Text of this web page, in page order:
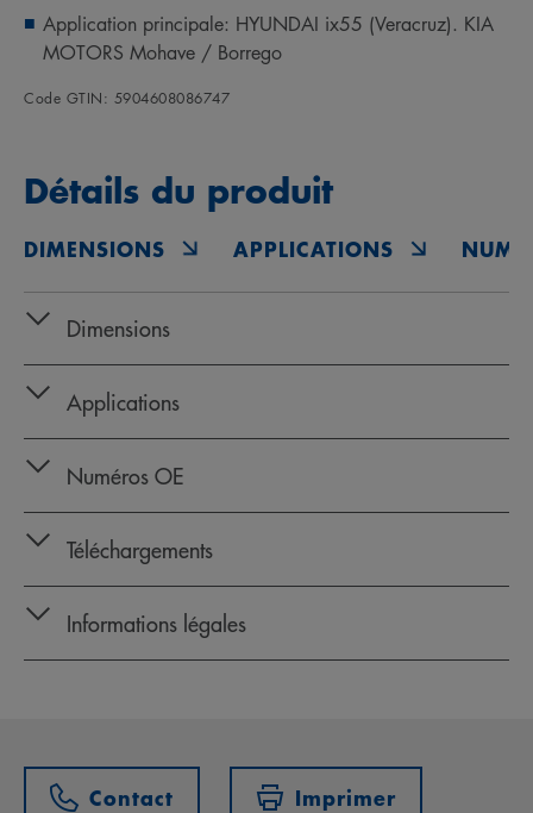
Application principale: HYUNDAI ix55 (Veracruz). KIA
MOTORS Mohave / Borrego
Code GTIN: 5904608086747
Détails du produit
DIMENSIONS APPLICATIONS
Dimensions
Applications
Numéros OE
Téléchargements
Informations légales
Contact Imprimer